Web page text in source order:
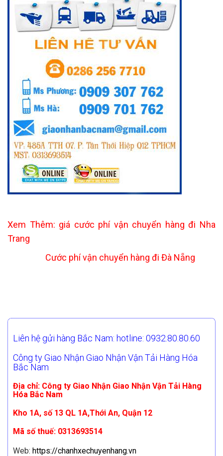
Xem Thêm: giá cước phí vận chuyển hàng đi Nha
Trang
Cước phí vận chuyển hàng đi Đà Nẵng
Liên hệ gửi hàng Bắc Nam: hotline: 0932.80.80.60
Công ty Giao Nhận Giao Nhận Vận Tải Hàng Hóa
Bắc Nam
Địa chỉ: Công ty Giao Nhận Giao Nhận Vận Tải Hàng
Hóa Bắc Nam
Kho 1A, số 13 QL 1A,Thới An, Quận 12
Mã số thuế: 0313693514
Web: https://chanhxechuyenhang.vn